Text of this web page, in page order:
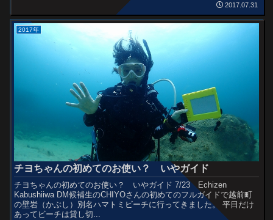
2017.07.31
2017年
チヨちゃんの初めてのお使い？ いやガイド
チヨちゃんの初めてのお使い？ いやガイド 7/23 Echizen
Kabushiiwa DM候補生のCHIYOさんの初めてのフルガイドで越前町
の壁岩（かぶし）別名ハマトミビーチに行ってきました。 平日だけ
あってビーチは貸し切...